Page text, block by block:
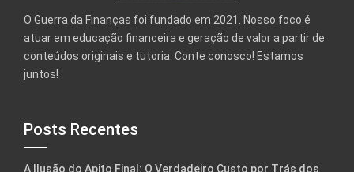
O Guerra da Finanças foi fundado em 2021. Nosso foco é
atuar em educação financeira e geração de valor a partir de
conteúdos originais e tutoria. Conte conosco! Estamos
juntos!
Posts Recentes
A Ilusão do Apito Final: O Verdadeiro Custo por Trás dos